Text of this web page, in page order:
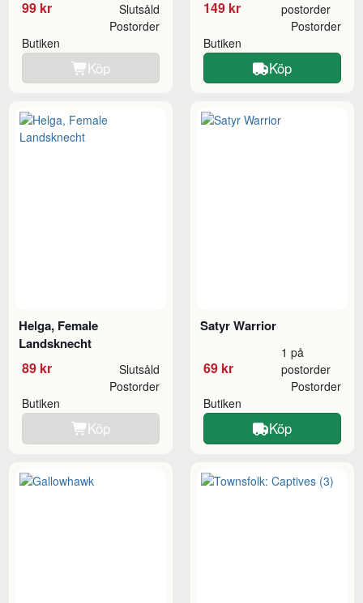
99 kr Slutsåld
Butiken
Postorder
Köp
149 kr
postorder
Butiken
Postorder
Köp
Helga, Female
Landsknecht
89 kr Slutsåld
Butiken
Postorder
Köp
Satyr Warrior
69 kr
1 på
postorder
Butiken
Postorder
Köp